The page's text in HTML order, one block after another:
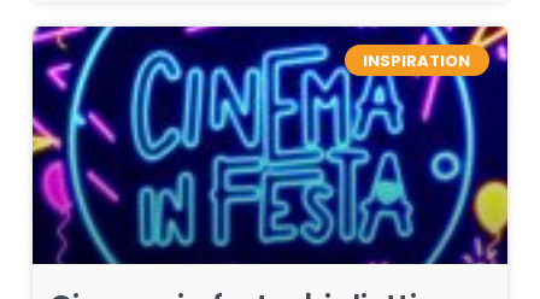
INSPIRATION